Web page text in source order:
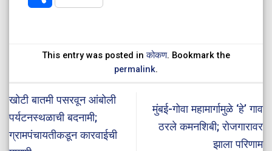
This entry was posted inकोकण. Bookmark the
permalink.
खोटी बातमी पसरवून आंबोली
पर्यटनस्थळाची बदनामी;
ग्रामपंचायतीकडून कारवाईची
मुंबई-गोवा महामार्गामुळे ‘हे’ गाव
ठरले कमनशिबी; रोजगारावर
झाला परिणाम